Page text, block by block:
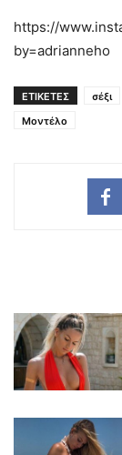
https://
by=adrianneho
ΕΤΙΚΕΤΕΣ σέξι
Μοντέλο